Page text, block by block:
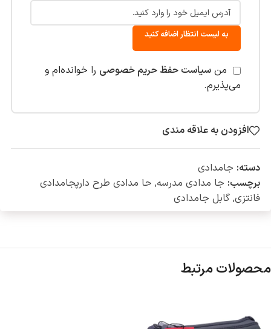
به لیست انتظار اضافه کنید
من سیاست حفظ حریم خصوصی را خوانده‌ام و
می‌پذیرم.
افزودن به علاقه مندی
دسته: جامدادی
برچسب: جا مدادی مدرسه, حا مدادی طرح دارپجامدادی
فانتزی, گابل جامدادی
محصولات مرتبط